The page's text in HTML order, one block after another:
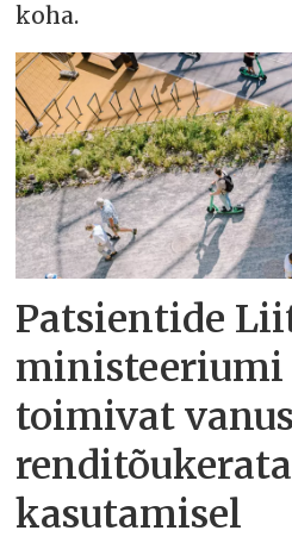
koha.
Patsientide
ministeeriumi
toimivat
kasutamisel